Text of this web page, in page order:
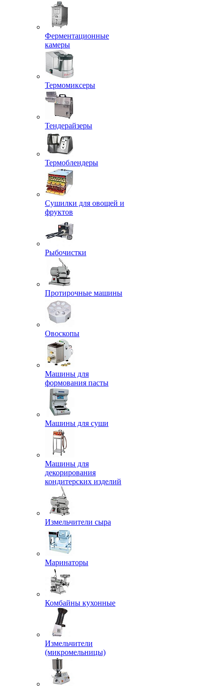
Ферментационные
камеры
Термомиксеры
Тендерайзеры
Термоблендеры
Сушилки для овощей и
фруктов
Рыбочистки
Протирочные машины
Овоскопы
Машины для
формования пасты
Машины для суши
Машины для
декорирования
кондитерских изделий
Измельчители сыра
Маринаторы
Комбайны кухонные
Измельчители
(микромельницы)